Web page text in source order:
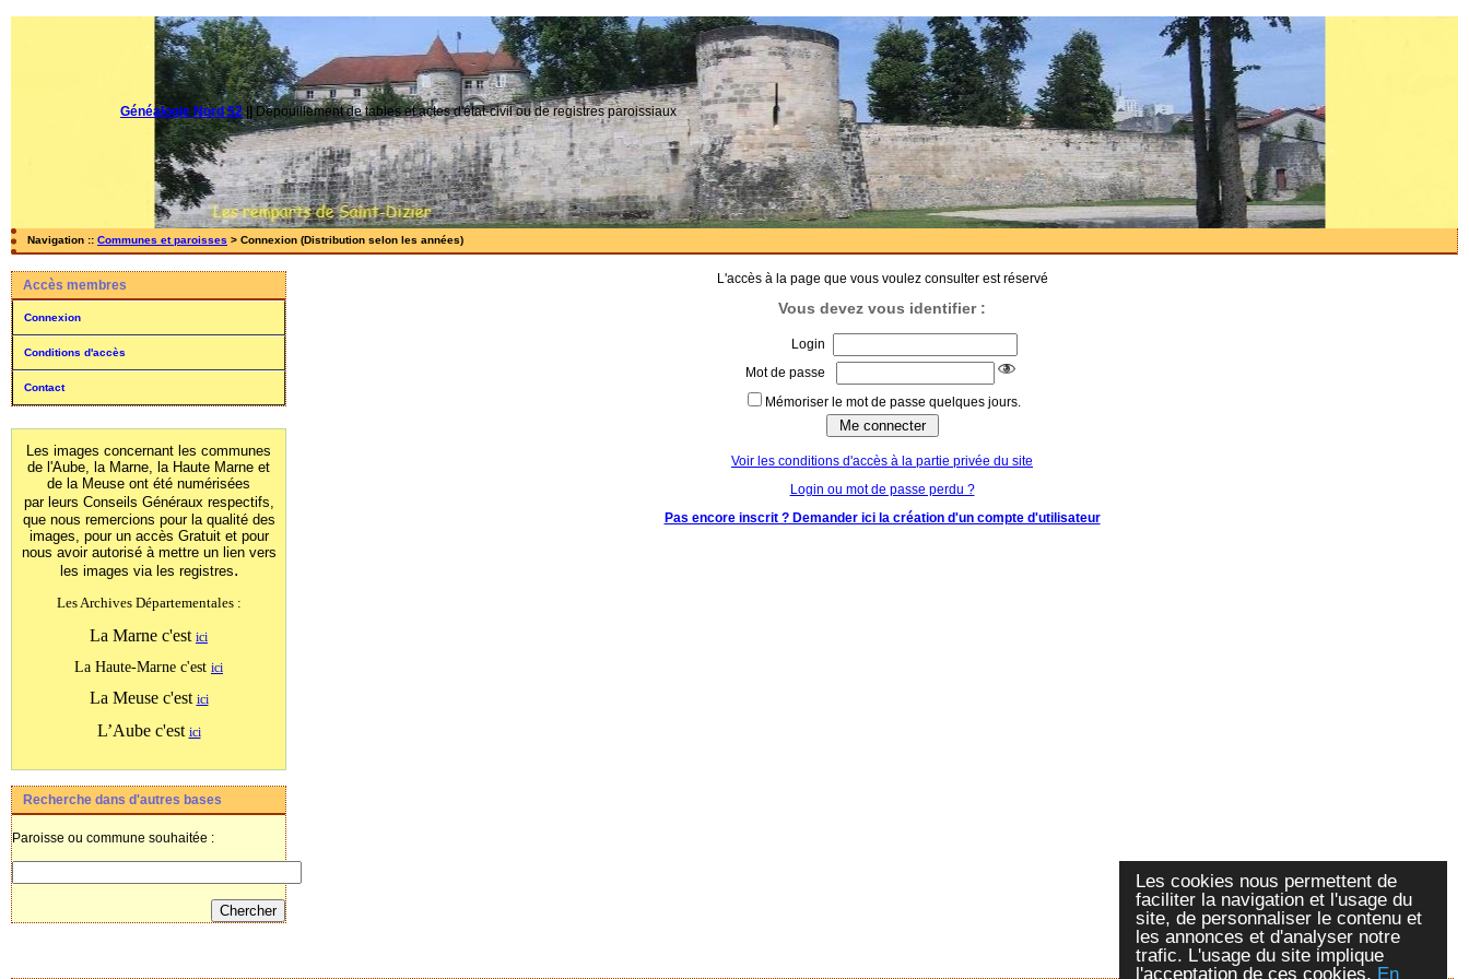
Les cookies nous permettent de
faciliter la navigation et l'usage du
site, de personnaliser le contenu et
les annonces et d'analyser notre
trafic. L'usage du site implique
l'acceptation de ces cookies. En
Généalogie Nord 52|| Dépouillement de tables et actes d'état-civil ou de registres paroissiaux
Navigation :: Communes et paroisses > Connexion (Distribution selon les années)
Accès membres
Connexion
Conditions d'accès
Contact
Les images concernant les communes
de l'Aube, la Marne, la Haute Marne et
de la Meuse ont été numérisées
par leurs Conseils Généraux respectifs,
que nous remercions pour la qualité des
images, pour un accès Gratuit et pour
nous avoir autorisé à mettre un lien vers
les images via les registres.
Les Archives Départementales :
La Marne c'est ici
La Haute-Marne c'est ici
La Meuse c'est ici
L’Aube c'est ici
Recherche dans d'autres bases
Paroisse ou commune souhaitée :
L'accès à la page que vous voulez consulter est réservé
Vous devez vous identifier :
Login
Mot de passe
Mémoriser le mot de passe quelques jours.
Voir les conditions d'accès à la partie privée du site
Login ou mot de passe perdu ?
Pas encore inscrit ? Demander ici la création d'un compte d'utilisateur